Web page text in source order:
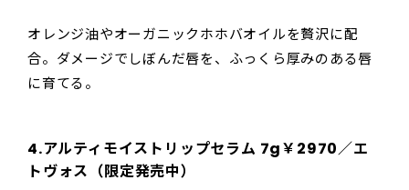
オレンジ油やオーガニックホホバオイルを贅沢に配
合。ダメージでしぼんだ唇を、ふっくら厚みのある唇
に育てる。
4.アルティモイストリップセラム 7g￥2970／エ
トヴォス（限定発売中）